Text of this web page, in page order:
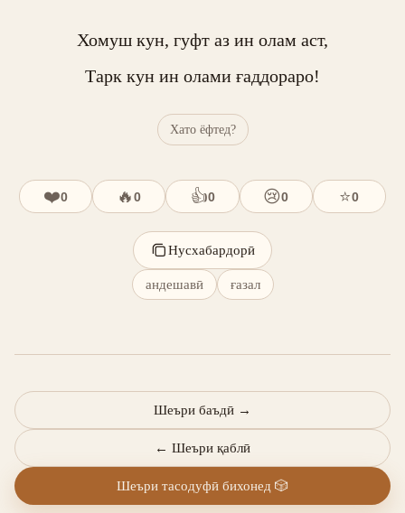
Хомуш кун, гуфт аз ин олам аст,
Тарк кун ин олами ғаддораро!
Хато ёфтед?
❤️0 🔥0 👍0 😢0 ⭐0
Нусхабардорӣ
андешавӣ ғазал
← Шеъри қаблӣ
Шеъри баъдӣ →
Шеъри тасодуфӣ бихонед 🎲